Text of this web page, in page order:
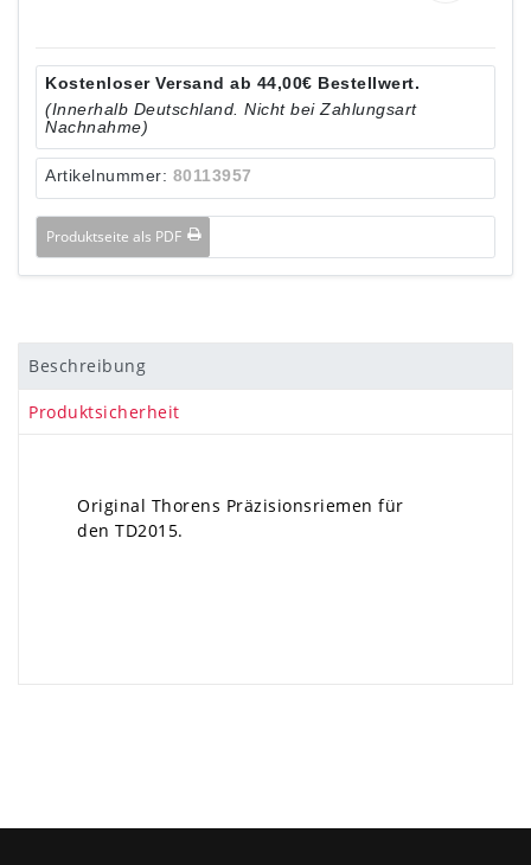
Kostenloser Versand ab 44,00€ Bestellwert.
(Innerhalb Deutschland. Nicht bei Zahlungsart
Nachnahme)
Artikelnummer: 80113957
Produktseite als PDF
Beschreibung
Produktsicherheit
Original Thorens Präzisionsriemen für
den TD2015.